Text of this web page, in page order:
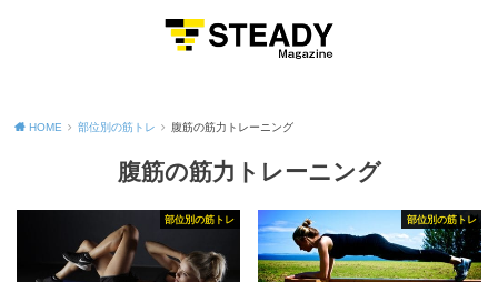
HOME 部位別の筋トレ 腹筋の筋力トレーニング
腹筋の筋力トレーニング
部位別の筋トレ 部位別の筋トレ